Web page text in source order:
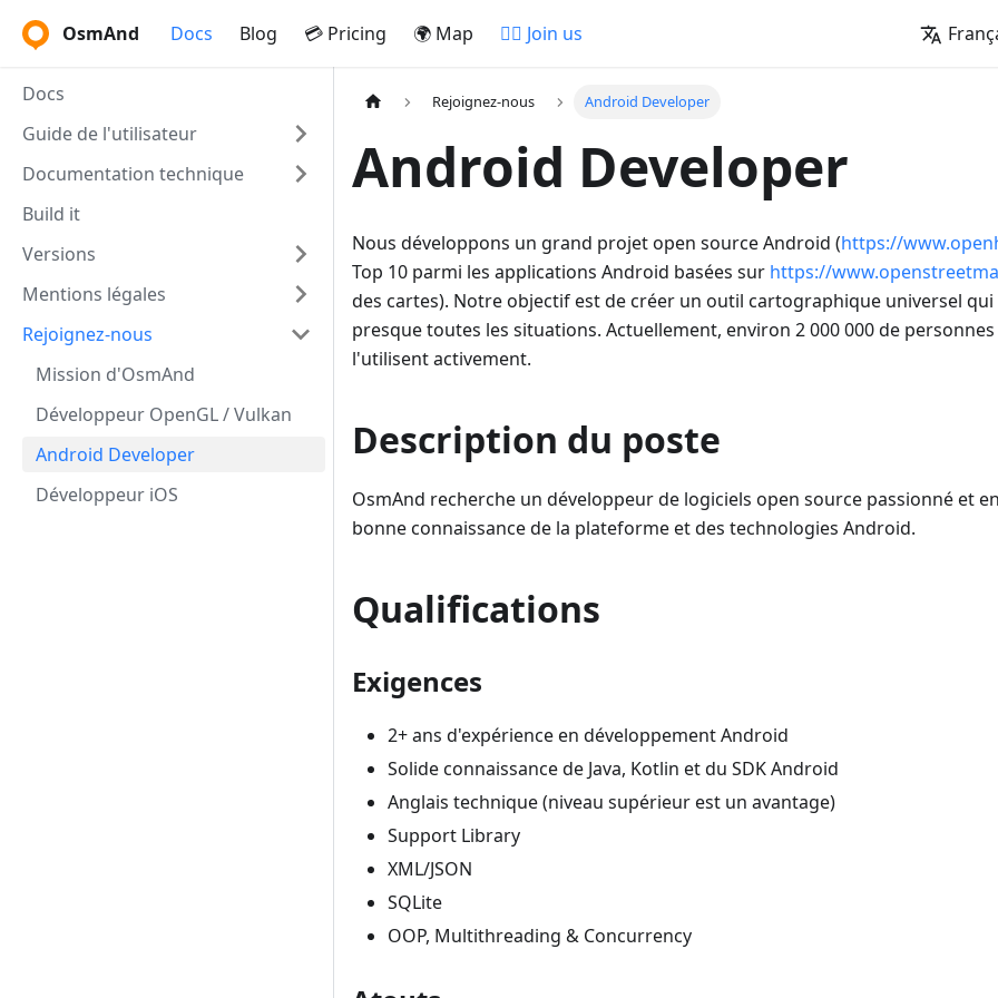
OsmAnd Docs Blog 💳 Pricing 🌍 Map 🚵‍♂️ Join us
Docs
Guide de l'utilisateur
Documentation technique
Build it
Versions
Mentions légales
Rejoignez-nous
Mission d'OsmAnd
Développeur OpenGL / Vulkan
Android Developer
Développeur iOS
Rejoignez-nous Android Developer
Android Developer
Nous développons un grand projet open source Android (https://
Top 10 parmi les applications Android basées sur https://
des cartes). Notre objectif est de créer un outil cartographique universel
presque toutes les situations. Actuellement, environ 2 000 000 de
l'utilisent activement.
Description du poste
OsmAnd recherche un développeur de logiciels open source passionné et
bonne connaissance de la plateforme et des technologies Android.
Qualifications
Exigences
2+ ans d'expérience en développement Android
Solide connaissance de Java, Kotlin et du SDK Android
Anglais technique (niveau supérieur est un avantage)
Support Library
XML/JSON
SQLite
OOP, Multithreading & Concurrency